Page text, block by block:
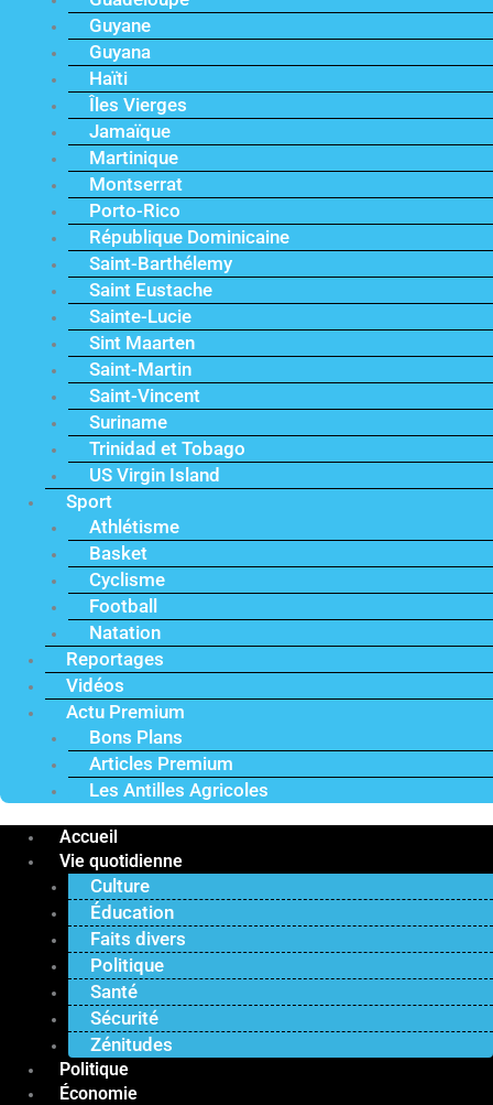
Guyane
Guyana
Haïti
Îles Vierges
Jamaïque
Martinique
Montserrat
Porto-Rico
République Dominicaine
Saint-Barthélemy
Saint Eustache
Sainte-Lucie
Sint Maarten
Saint-Martin
Saint-Vincent
Suriname
Trinidad et Tobago
US Virgin Island
Sport
Athlétisme
Basket
Cyclisme
Football
Natation
Reportages
Vidéos
Actu Premium
Bons Plans
Articles Premium
Les Antilles Agricoles
Accueil
Vie quotidienne
Culture
Éducation
Faits divers
Politique
Santé
Sécurité
Zénitudes
Politique
Économie